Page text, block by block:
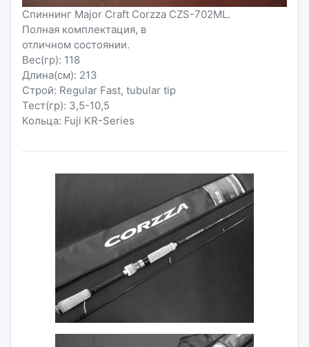
Спиннинг Major Craft Corzza CZS-702ML.
Полная комплектация, в
отличном состоянии.
Вес(гр): 118
Длина(см): 213
Строй: Regular Fast, tubular tip
Тест(гр): 3,5-10,5
Кольца: Fuji KR-Series